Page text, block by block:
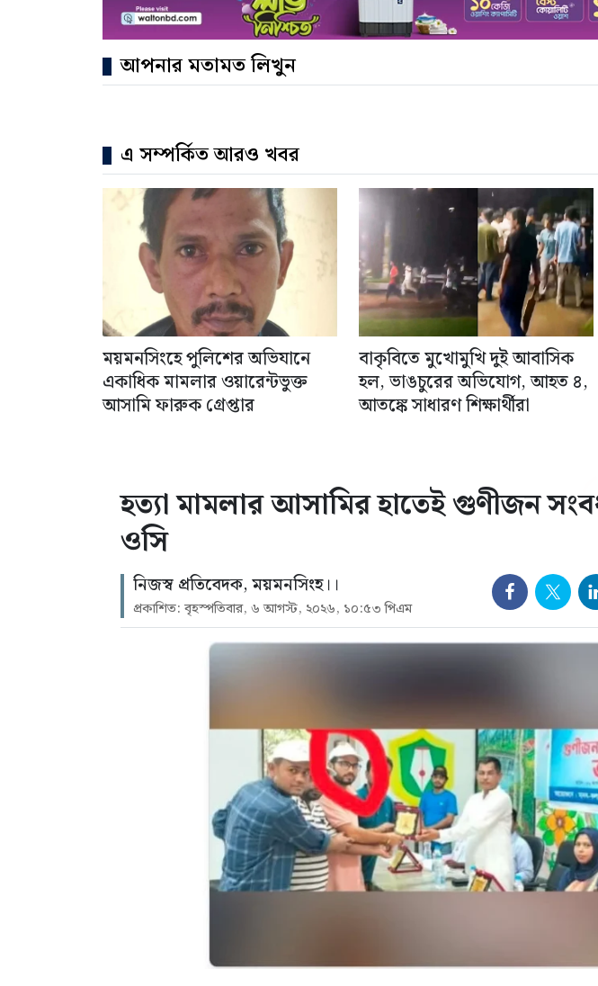
আপনার মতামত লিখুন
এ সম্পর্কিত আরও খবর
ময়মনসিংহে পুলিশের অভিযানে
একাধিক মামলার ওয়ারেন্টভুক্ত
আসামি ফারুক গ্রেপ্তার
বাকৃবিতে মুখোমুখি দুই আবাসিক
হল, ভাঙচুরের অভিযোগ, আহত ৪,
আতঙ্কে সাধারণ শিক্ষার্থীরা
হত্যা মামলার আসামির হাতেই গুণীজন
ওসি
নিজস্ব প্রতিবেদক, ময়মনসিংহ।।
প্রকাশিত: বৃহস্পতিবার, ৬ আগস্ট, ২০২৬, ১০:৫৩ পিএম